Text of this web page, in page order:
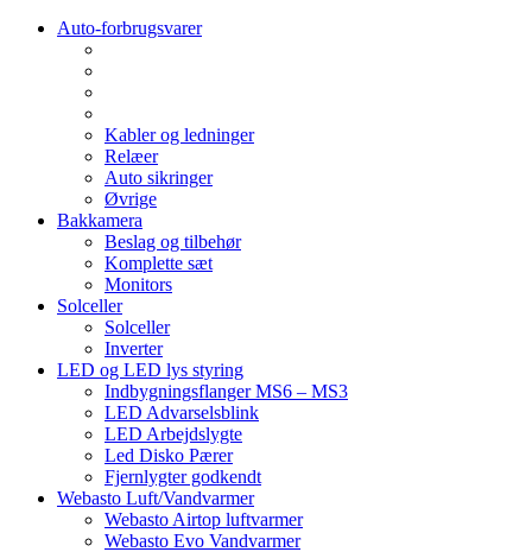
Auto-forbrugsvarer
Kabler og ledninger
Relæer
Auto sikringer
Øvrige
Bakkamera
Beslag og tilbehør
Komplette sæt
Monitors
Solceller
Solceller
Inverter
LED og LED lys styring
Indbygningsflanger MS6 – MS3
LED Advarselsblink
LED Arbejdslygte
Led Disko Pærer
Fjernlygter godkendt
Webasto Luft/Vandvarmer
Webasto Airtop luftvarmer
Webasto Evo Vandvarmer